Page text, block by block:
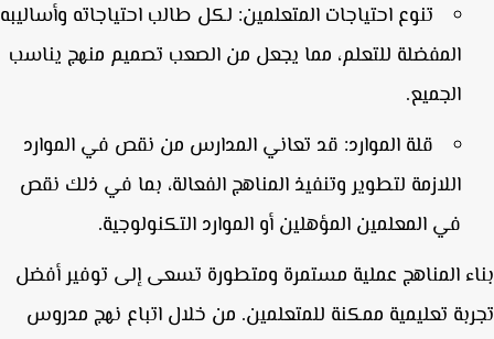
تنوع احتياجات المتعلمين:لكل طالب احتياجاته وأساليبه
المفضلة للتعلم، مما يجعل من الصعب تصميم منهج يناسب
الجميع.
قلة الموارد:قد تعاني المدارس من نقص في الموارد
اللازمة لتطوير وتنفيذ المناهج الفعالة، بما في ذلك نقص
في المعلمين المؤهلين أو الموارد التكنولوجية.
المناهج عملية مستمرة ومتطورة تسعى إلى توفير أفضل
تعليمية ممكنة للمتعلمين. من خلال اتباع نهج مدروس